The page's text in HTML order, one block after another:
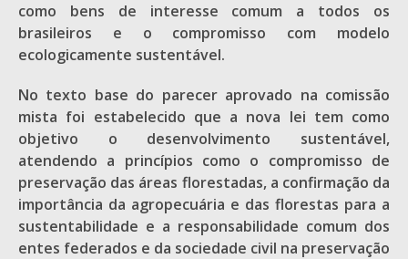
como bens de interesse comum a todos os
brasileiros e o compromisso com modelo
ecologicamente sustentável.
No texto base do parecer aprovado na comissão
mista foi estabelecido que a nova lei tem como
objetivo o desenvolvimento sustentável,
atendendo a princípios como o compromisso de
preservação das áreas florestadas, a confirmação da
importância da agropecuária e das florestas para a
sustentabilidade e a responsabilidade comum dos
entes federados e da sociedade civil na preservação